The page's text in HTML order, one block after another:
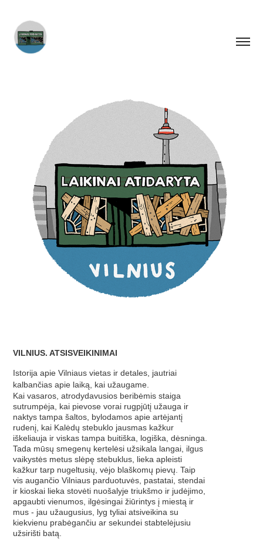
VILNIUS. ATSISVEIKINIMAI
Istorija apie Vilniaus vietas ir detales, jautriai
kalbančias apie laiką, kai užaugame.
Kai vasaros, atrodydavusios beribėmis staiga
sutrumpėja, kai pievose vorai rugpjūtį užauga ir
naktys tampa šaltos, bylodamos apie artėjantį
rudenį, kai Kalėdų stebuklo jausmas kažkur
iškeliauja ir viskas tampa buitiška, logiška, dėsninga.
Tada mūsų smegenų kertelėsi užsikala langai, ilgus
vaikystės metus slėpę stebuklus, lieka apleisti
kažkur tarp nugeltusių, vėjo blaškomų pievų. Taip
vis augančio Vilniaus parduotuvės, pastatai, stendai
ir kioskai lieka stovėti nuošalyje triukšmo ir judėjimo,
apgaubti vienumos, ilgėsingai žiūrintys į miestą ir
mus - jau užaugusius, lyg tyliai atsiveikina su
kiekvienu prabėgančiu ar sekundei stabtelėjusiu
užsirišti batą.